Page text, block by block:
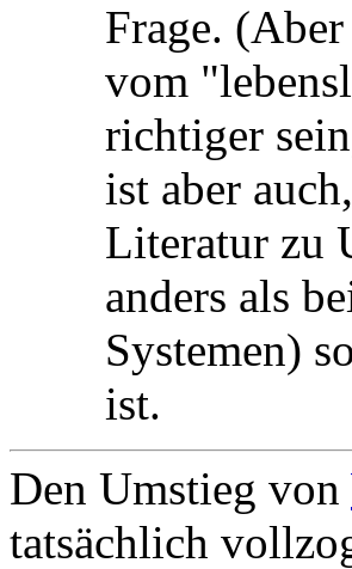
Frage.
vom
richtiger
ist aber
Literatur zu
anders als
Systemen)
ist.
Den Umstieg von
tatsächlich